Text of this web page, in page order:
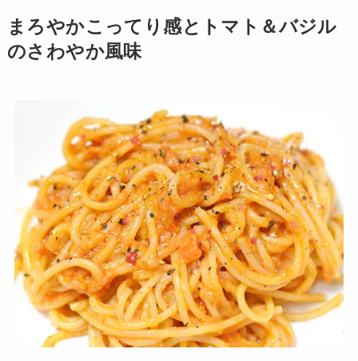
まろやかこってり感とトマト＆バジル
のさわやか風味